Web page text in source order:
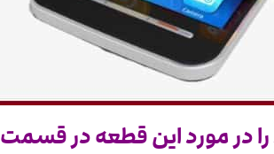
در مورد این قطعه در قسمت